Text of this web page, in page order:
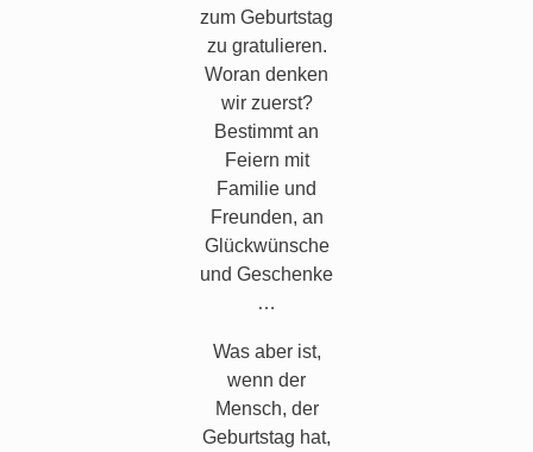
zum Geburtstag
zu gratulieren.
Woran denken
wir zuerst?
Bestimmt an
Feiern mit
Familie und
Freunden, an
Glückwünsche
und Geschenke
…
Was aber ist,
wenn der
Mensch, der
Geburtstag hat,